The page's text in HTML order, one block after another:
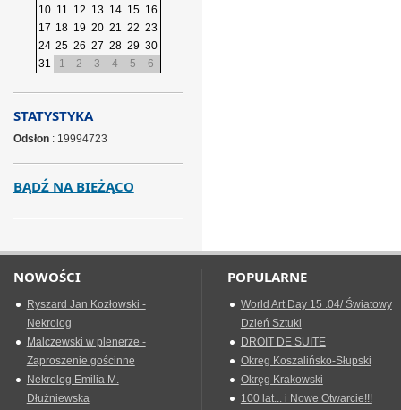
10 11 12 13 14 15 16
17 18 19 20 21 22 23
24 25 26 27 28 29 30
31
1 2 3 4 5 6
STATYSTYKA
Odsłon: 19994723
BĄDŹ NA BIEŻĄCO
NOWOŚCI
Ryszard Jan Kozłowski -
Nekrolog
Malczewski w plenerze -
Zaproszenie gościnne
Nekrolog Emilia M.
Dłużniewska
POPULARNE
World Art Day 15 .04/ Światowy
Dzień Sztuki
DROIT DE SUITE
Okreg Koszalińsko-Słupski
Okręg Krakowski
100 lat... i Nowe Otwarcie!!!